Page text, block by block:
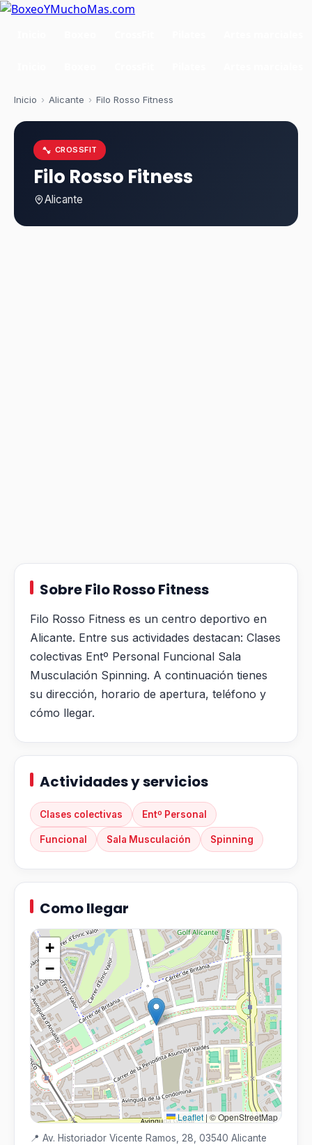
Inicio › Alicante › Filo Rosso Fitness
CROSSFIT
Filo Rosso Fitness
Alicante
Sobre Filo Rosso Fitness
Filo Rosso Fitness es un centro deportivo en
Alicante. Entre sus actividades destacan: Clases
colectivas Entº Personal Funcional Sala
Musculación Spinning. A continuación tienes
su dirección, horario de apertura, teléfono y
cómo llegar.
Actividades y servicios
Clases colectivas Entº Personal
Funcional Sala Musculación Spinning
Como llegar
+
−
Leaflet |© OpenStreetMap
📍 Av. Historiador Vicente Ramos, 28, 03540 Alicante